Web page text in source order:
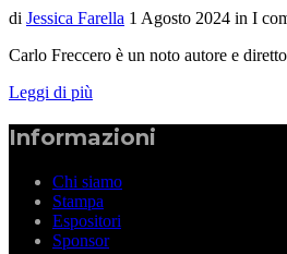
di Jessica Farella 1 Agosto 2024 in I
Carlo Freccero è un noto autore e
Leggi di più
Informazioni
Chi siamo
Stampa
Espositori
Sponsor